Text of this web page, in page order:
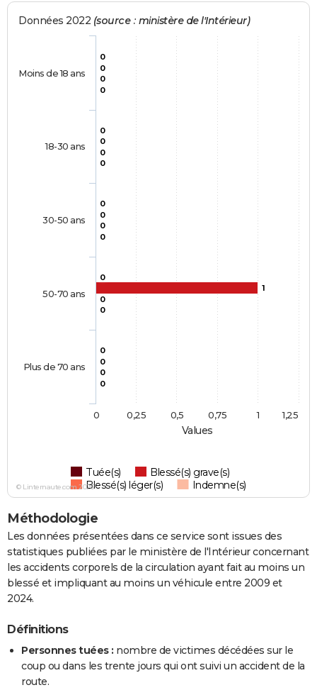
Values
Données 2022 (source : ministère de l'Intérieur)
0
0
0
0
0
0
0
0
1
0
0
0
0
0
0
0
0
0
0
0
Tuée(s)
Blessé(s) grave(s)
Blessé(s) léger(s)
Indemne(s)
Moins de 18 ans
18-30 ans
30-50 ans
50-70 ans
Plus de 70 ans
0 1
0,25 0,5 0,75 1,25
© Linternaute.com 2026
Méthodologie
Les données présentées dans ce service sont issues des
statistiques publiées par le ministère de l'Intérieur concernant
les accidents corporels de la circulation ayant fait au moins un
blessé et impliquant au moins un véhicule entre 2009 et
2024.
Définitions
Personnes tuées : nombre de victimes décédées sur le
coup ou dans les trente jours qui ont suivi un accident de la
route.